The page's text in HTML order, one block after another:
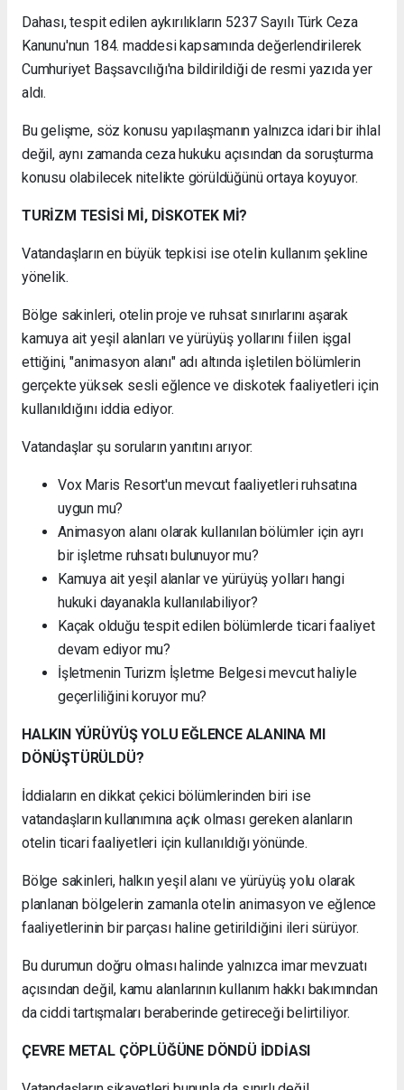
Dahası, tespit edilen aykırılıkların 5237 Sayılı Türk Ceza
Kanunu'nun 184. maddesi kapsamında değerlendirilerek
Cumhuriyet Başsavcılığı'na bildirildiği de resmi yazıda yer
aldı.
Bu gelişme, söz konusu yapılaşmanın yalnızca idari bir ihlal
değil, aynı zamanda ceza hukuku açısından da soruşturma
konusu olabilecek nitelikte görüldüğünü ortaya koyuyor.
TURİZM TESİSİ Mİ, DİSKOTEK Mİ?
Vatandaşların en büyük tepkisi ise otelin kullanım şekline
yönelik.
Bölge sakinleri, otelin proje ve ruhsat sınırlarını aşarak
kamuya ait yeşil alanları ve yürüyüş yollarını fiilen işgal
ettiğini, "animasyon alanı" adı altında işletilen bölümlerin
gerçekte yüksek sesli eğlence ve diskotek faaliyetleri için
kullanıldığını iddia ediyor.
Vatandaşlar şu soruların yanıtını arıyor:
Vox Maris Resort'un mevcut faaliyetleri ruhsatına
uygun mu?
Animasyon alanı olarak kullanılan bölümler için ayrı
bir işletme ruhsatı bulunuyor mu?
Kamuya ait yeşil alanlar ve yürüyüş yolları hangi
hukuki dayanakla kullanılabiliyor?
Kaçak olduğu tespit edilen bölümlerde ticari faaliyet
devam ediyor mu?
İşletmenin Turizm İşletme Belgesi mevcut haliyle
geçerliliğini koruyor mu?
HALKIN YÜRÜYÜŞ YOLU EĞLENCE ALANINA MI
DÖNÜŞTÜRÜLDÜ?
İddiaların en dikkat çekici bölümlerinden biri ise
vatandaşların kullanımına açık olması gereken alanların
otelin ticari faaliyetleri için kullanıldığı yönünde.
Bölge sakinleri, halkın yeşil alanı ve yürüyüş yolu olarak
planlanan bölgelerin zamanla otelin animasyon ve eğlence
faaliyetlerinin bir parçası haline getirildiğini ileri sürüyor.
Bu durumun doğru olması halinde yalnızca imar mevzuatı
açısından değil, kamu alanlarının kullanım hakkı bakımından
da ciddi tartışmaları beraberinde getireceği belirtiliyor.
ÇEVRE METAL ÇÖPLÜĞÜNE DÖNDÜ İDDİASI